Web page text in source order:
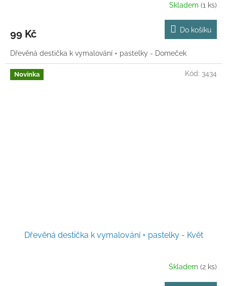
Skladem (1 ks)
99 Kč Do košíku
Dřevěná destička k vymalování + pastelky - Domeček
Novinka
Dřevěná destička k vymalování + pastelky - Květ
Skladem (2 ks)
Kód: 3434